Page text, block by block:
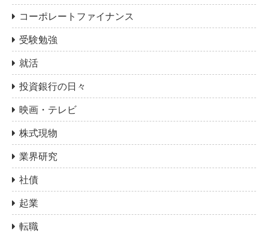
コーポレートファイナンス
受験勉強
就活
投資銀行の日々
映画・テレビ
株式現物
業界研究
社債
起業
転職